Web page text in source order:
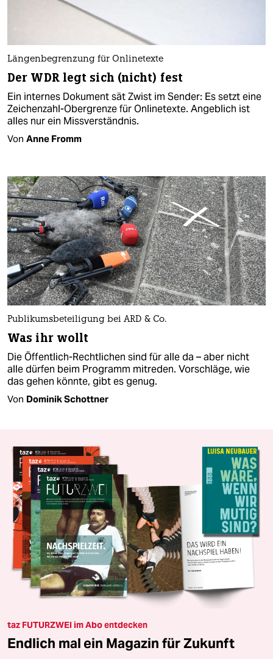
Längenbegrenzung für Onlinetexte
Der WDR legt sich (nicht) fest
Ein internes Dokument sät Zwist im Sender: Es setzt eine
Zeichenzahl-Obergrenze für Onlinetexte. Angeblich ist
alles nur ein Missverständnis.
Von Anne Fromm
Publikumsbeteiligung bei ARD & Co.
Was ihr wollt
Die Öffentlich-Rechtlichen sind für alle da – aber nicht
alle dürfen beim Programm mitreden. Vorschläge, wie
das gehen könnte, gibt es genug.
Von Dominik Schottner
taz FUTURZWEI im Abo entdecken
Endlich mal ein Magazin für Zukunft